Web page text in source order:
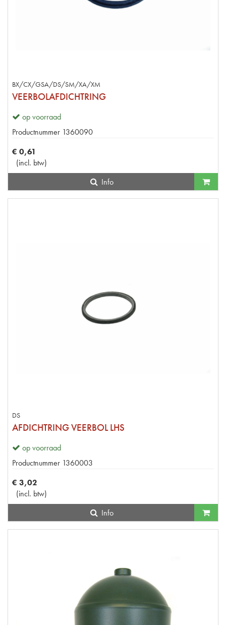
BX/CX/GSA/DS/SM/XA/XM
VEERBOLAFDICHTRING
op voorraad
Productnummer 1360090
€ 0,61
(incl. btw)
Info
DS
AFDICHTRING VEERBOL LHS
op voorraad
Productnummer 1360003
€ 3,02
(incl. btw)
Info